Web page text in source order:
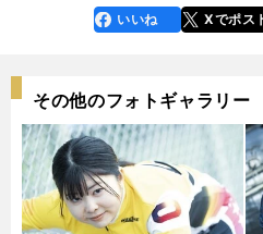
faceboo
k
いいね Xでポス
その他のフォトギャラリー